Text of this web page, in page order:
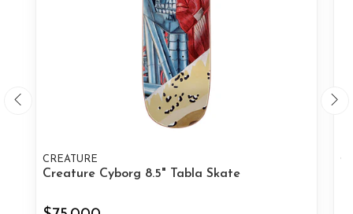
CREATURE
Creature Cyborg 8.5" Tabla Skate